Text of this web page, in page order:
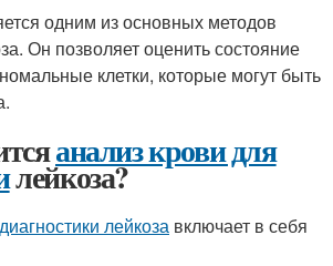
одним из основных методов
Он позволяет оценить состояние
клетки, которые могут быть
анализ крови для
лейкоза?
лейкоза включает в себя